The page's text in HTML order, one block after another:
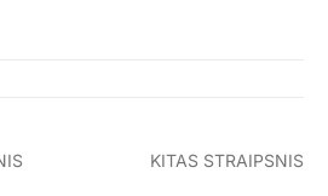
KITAS STRAIPSNIS